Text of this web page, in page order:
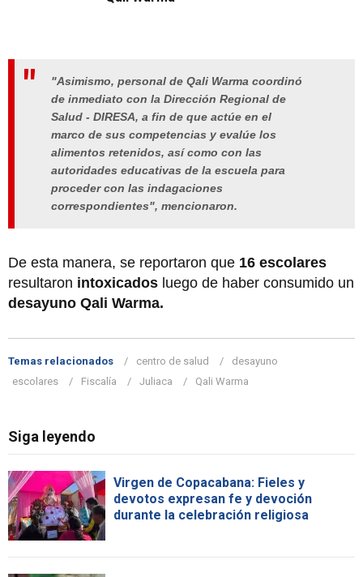
"Asimismo, personal de Qali Warma coordinó
de inmediato con la Dirección Regional de
Salud - DIRESA, a fin de que actúe en el
marco de sus competencias y evalúe los
alimentos retenidos, así como con las
autoridades educativas de la escuela para
proceder con las indagaciones
correspondientes", mencionaron.
De esta manera, se reportaron que 16 escolares
resultaron intoxicados luego de haber consumido un
desayuno Qali Warma.
Temas relacionados centro de salud
desayuno
escolares
Fiscalía Juliaca Qali Warma
Siga leyendo
Virgen de Copacabana: Fieles y
devotos expresan fe y devoción
durante la celebración religiosa